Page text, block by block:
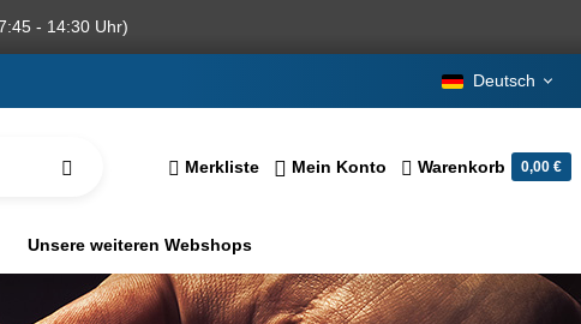
- 14:30 Uhr)
Deutsch
Merkliste Mein Konto Warenkorb 0,00 €
Unsere weiteren Webshops